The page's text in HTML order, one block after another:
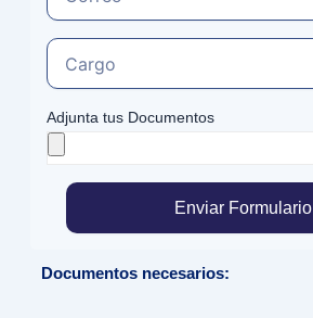
Adjunta tus Documentos
Enviar Formulario
Documentos necesarios: